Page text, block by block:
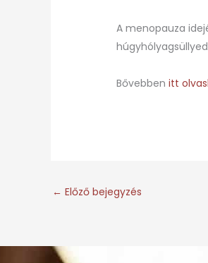
A menopauza
Bővebbenitt
← Előző bejegyzés